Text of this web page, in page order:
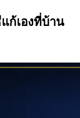
ก้เองที่บ้าน